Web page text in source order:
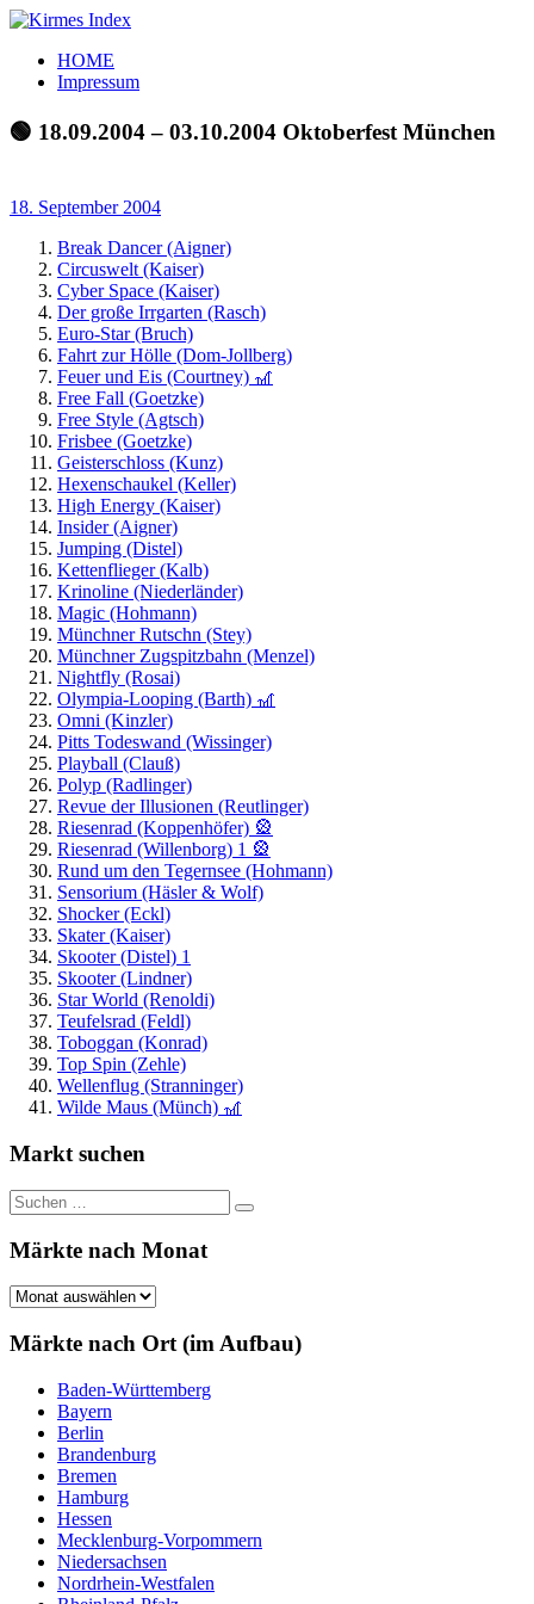
Zum
springen
Kirmes
Index
Tourpläne
der
letzten
HOME
Impressum
🟢 18.09.2004 – 03.10.2004 Oktoberfest München
18. September 2004
Break Dancer (Aigner)
Circuswelt (Kaiser)
Cyber Space (Kaiser)
Der große Irrgarten (Rasch)
Euro-Star (Bruch)
Fahrt zur Hölle (Dom-Jollberg)
Feuer und Eis (Courtney) 🎢
Free Fall (Goetzke)
Free Style (Agtsch)
Frisbee (Goetzke)
Geisterschloss (Kunz)
Hexenschaukel (Keller)
High Energy (Kaiser)
Insider (Aigner)
Jumping (Distel)
Kettenflieger (Kalb)
Krinoline (Niederländer)
Magic (Hohmann)
Münchner Rutschn (Stey)
Münchner Zugspitzbahn (Menzel)
Nightfly (Rosai)
Olympia-Looping (Barth) 🎢
Omni (Kinzler)
Pitts Todeswand (Wissinger)
Playball (Clauß)
Polyp (Radlinger)
Revue der Illusionen (Reutlinger)
Riesenrad (Koppenhöfer) 🎡
Riesenrad (Willenborg) 1 🎡
Rund um den Tegernsee (Hohmann)
Sensorium (Häsler & Wolf)
Shocker (Eckl)
Skater (Kaiser)
Skooter (Distel) 1
Skooter (Lindner)
Star World (Renoldi)
Teufelsrad (Feldl)
Toboggan (Konrad)
Top Spin (Zehle)
Wellenflug (Stranninger)
Wilde Maus (Münch) 🎢
Markt suchen
Suchen
nach:
Suchen
Märkte nach Monat
Märkte
Monat
Märkte nach Ort (im Aufbau)
Baden-Württemberg
Bayern
Berlin
Brandenburg
Bremen
Hamburg
Hessen
Mecklenburg-Vorpommern
Niedersachsen
Nordrhein-Westfalen